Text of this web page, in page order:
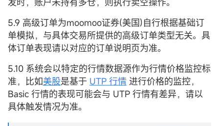
5.9 高级订单为moomoo证券(美国)自行根据基础订
单模拟，与具体交易所提供的高级订单类型无关。具
体订单表现请以对应的订单说明页为准。
5.10 系统会以特定的行情数据源作为行情价格监控标
准，比如美股是基于 UTP 行情 进行价格的监控，
Basic 行情的表现可能会与 UTP 行情有差异，请以
具体触发情况为准。